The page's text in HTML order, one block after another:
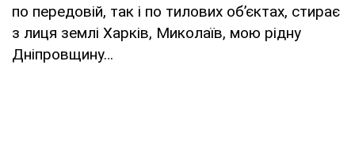
по передовій, так і по тилових об’єктах, стирає
з лиця землі Харків, Миколаїв, мою рідну
Дніпровщину…